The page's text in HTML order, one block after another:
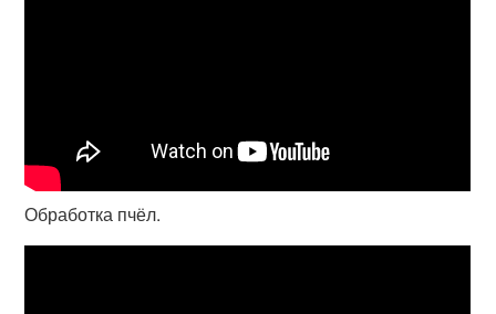
Обработка пчёл.